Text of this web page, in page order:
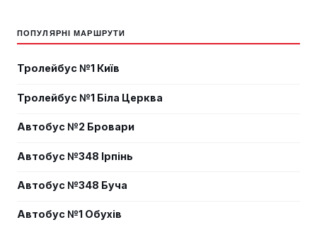
ПОПУЛЯРНІ МАРШРУТИ
Тролейбус №1 Київ
Тролейбус №1 Біла Церква
Автобус №2 Бровари
Автобус №348 Ірпінь
Автобус №348 Буча
Автобус №1 Обухів